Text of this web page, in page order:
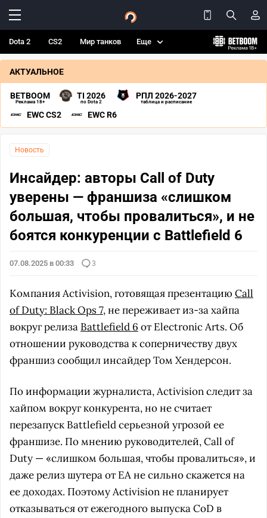
Dota 2 CS2 Мир танков Еще
АКТУАЛЬНОЕ
BETBOOM
Реклама 18+
TI 2026
по Dota 2
РПЛ 2026-2027
таблица и расписание
EWC CS2 EWC R6
Новость
Инсайдер: авторы Call of Duty
уверены — франшиза «слишком
большая, чтобы провалиться», и не
боятся конкуренции с Battlefield 6
07.08.2025 в 00:33 3
Компания Activision, готовящая презентациюCall
of Duty: Black Ops 7, не переживает из-за хайпа
вокруг релиза Battlefield 6 от Electronic Arts. Об
отношении руководства к соперничеству двух
франшиз сообщил инсайдер Том Хендерсон.
По информации журналиста, Activision следит за
хайпом вокруг конкурента, но не считает
перезапуск Battlefield серьезной угрозой ее
франшизе. По мнению руководителей, Call of
Duty — «слишком большая, чтобы провалиться», и
даже релиз шутера от EA не сильно скажется на
ее доходах. Поэтому Activision не планирует
отказываться от ежегодного выпуска CoD в